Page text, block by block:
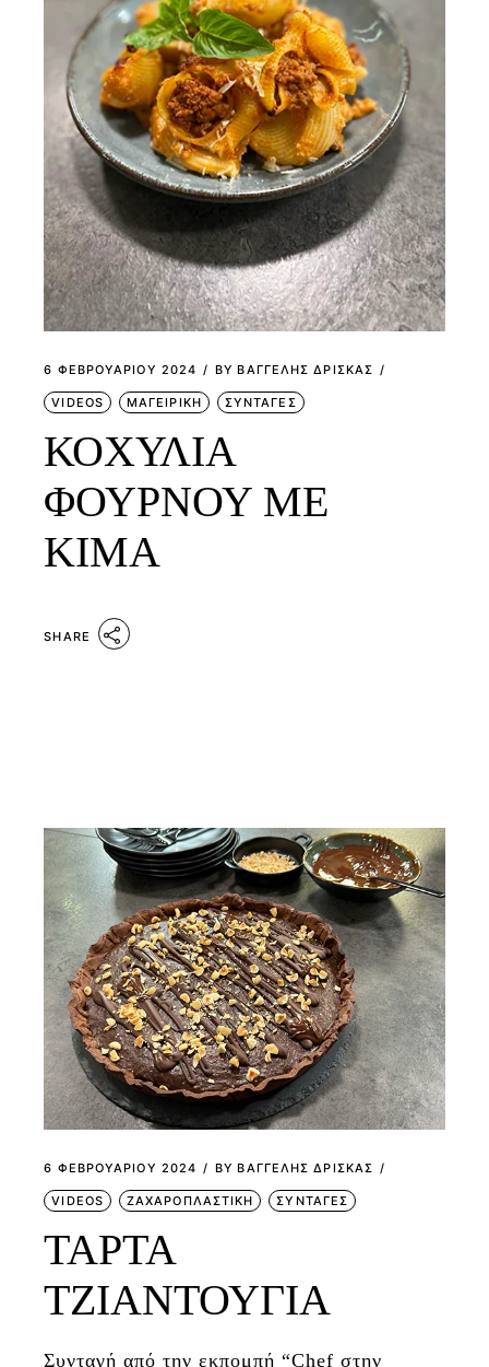
6 ΦΕΒΡΟΥΑΡΊΟΥ 2024 BY ΒΑΓΓΕΛΗΣ ΔΡΙΣΚΑΣ
VIDEOS ΜΑΓΕΙΡΙΚΗ ΣΥΝΤΑΓΕΣ
ΚΟΧΥΛΙΑ
ΦΟΥΡΝΟΥ ΜΕ
ΚΙΜΑ
SHARE
6 ΦΕΒΡΟΥΑΡΊΟΥ 2024 BY ΒΑΓΓΕΛΗΣ ΔΡΙΣΚΑΣ
VIDEOS ΖΑΧΑΡΟΠΛΑΣΤΙΚΗ ΣΥΝΤΑΓΕΣ
ΤΑΡΤΑ
ΤΖΙΑΝΤΟΥΓΙΑ
Συνταγή από την εκπομπή “Chef στην